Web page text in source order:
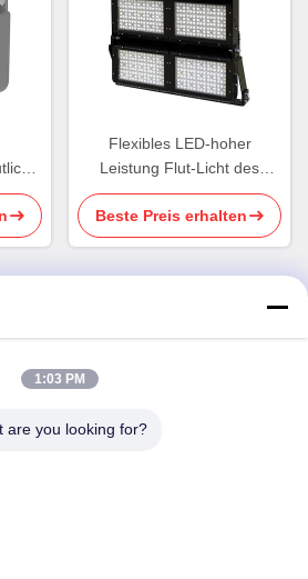
Flexibles LED-hoher
Leistung Flut-Licht des
Flutlicht-Stadions-1500 des
Watt-LED
Beste Preis erhalten
Xinwuxia-Industriepark, Cuibao-
1:03 PM
are you looking for?